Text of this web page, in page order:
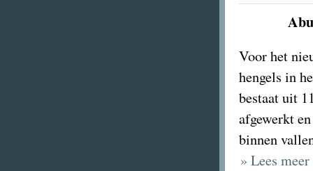
Voor het
hengels in
bestaat uit
afgewerkt
binnen
» Lees